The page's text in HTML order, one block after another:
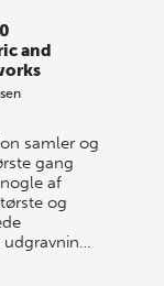
and
samler og
gang
af
og